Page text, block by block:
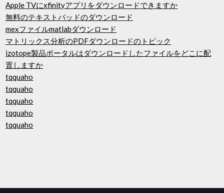
Apple TVにxfinityアプリをダウンロードできますか
無料のテキストパッドのダウンロード
mexファイルmatlabダウンロード
マトリックス分析のPDFダウンロードのトピック
izotope製品ポータルはダウンロードしたファイルをどこに配
置しますか
tqquaho
tqquaho
tqquaho
tqquaho
tqquaho